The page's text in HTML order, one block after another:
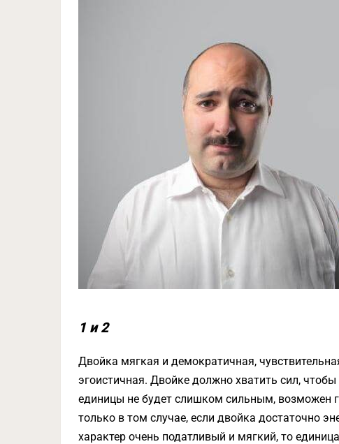
1 и 2
Двойка мягкая и демократичная,
эгоистичная. Двойке должно хватить сил,
единицы не будет слишком сильным,
только в том случае, если двойка достаточно
характер очень податливый и мягкий, то